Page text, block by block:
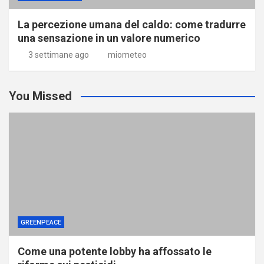
La percezione umana del caldo: come tradurre
una sensazione in un valore numerico
3 settimane ago miometeo
You Missed
GREENPEACE
Come una potente lobby ha affossato le